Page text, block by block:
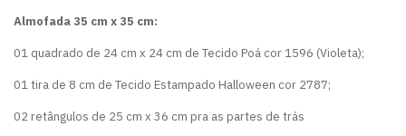
Almofada 35 cm x 35 cm:
01 quadrado de 24 cm x 24 cm de Tecido Poá cor 1596 (Violeta);
01 tira de 8 cm de Tecido Estampado Halloween cor 2787;
02 retângulos de 25 cm x 36 cm pra as partes de trás